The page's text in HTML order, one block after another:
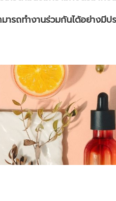
รถทำงานร่วมกันได้อย่างมีป